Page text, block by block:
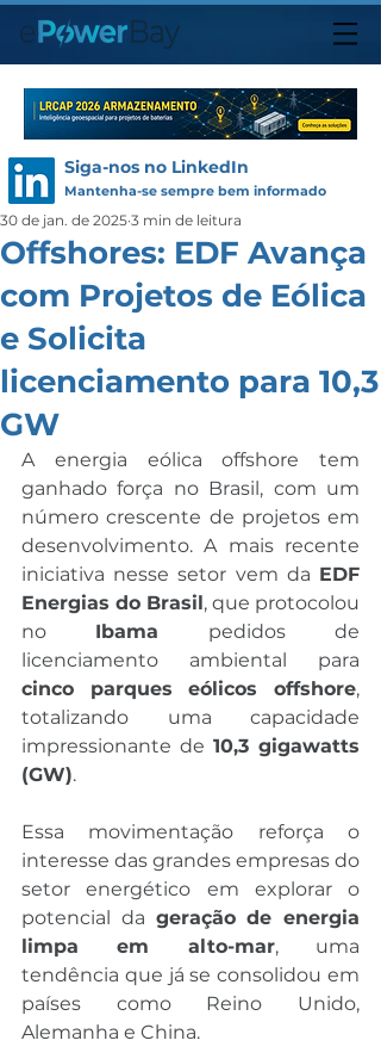
Siga-nos no LinkedIn
Mantenha-se sempre bem informado
Offshores: EDF Avança
com Projetos de Eólica
e Solicita
licenciamento para 10,3
GW
30 de jan. de 2025 3 min de leitura
A energia eólica offshore tem
ganhado força no Brasil, com um
número crescente de projetos em
desenvolvimento. A mais recente
iniciativa nesse setor vem da EDF
Energias do Brasil, que protocolou
no Ibama pedidos de
cinco parques eólicos offshore,
totalizando uma capacidade
impressionante de 10,3 gigawatts
(GW).
Essa movimentação reforça o
interesse das grandes empresas do
setor energético em explorar o
potencial da geração de energia
limpa em alto-mar, uma
tendência que já se consolidou em
países como Reino Unido,
Alemanha e China.